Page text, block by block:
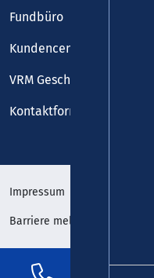
Fundbüro
Kundencenter
VRM Geschäftsstelle
Kontaktformular
Impressum
Barriere melden